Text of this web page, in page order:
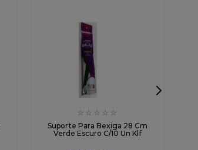
☆ ☆ ☆ ☆ ☆
Suporte Para Bexiga 28 Cm
Verde Escuro C/10 Un Klf